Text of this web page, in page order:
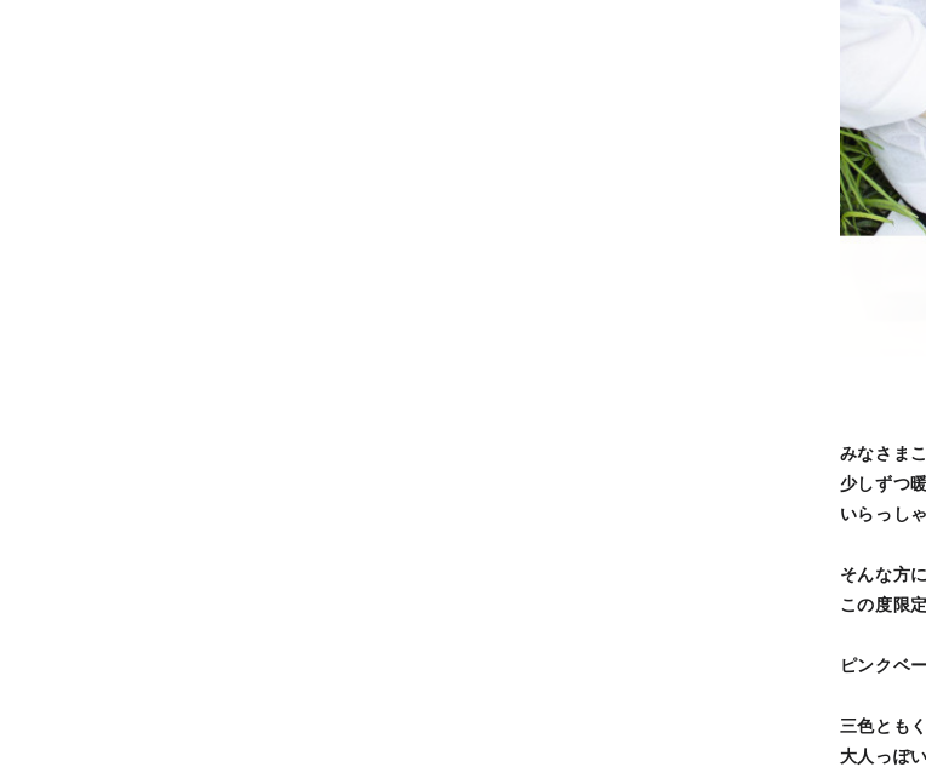
みなさま
少しずつ
いらっし
そんな方
この度限
ピンクベ
三色とも
大人っぽ